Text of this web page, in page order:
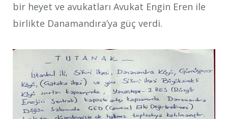
bir heyet ve avukatları Avukat Engin Eren ile
birlikte Danamandıra’ya güç verdi.